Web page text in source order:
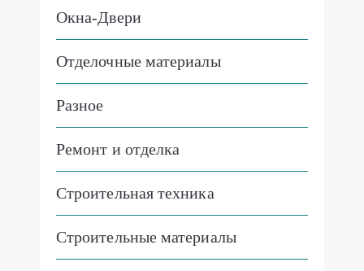
Окна-Двери
Отделочные материалы
Разное
Ремонт и отделка
Строительная техника
Строительные материалы